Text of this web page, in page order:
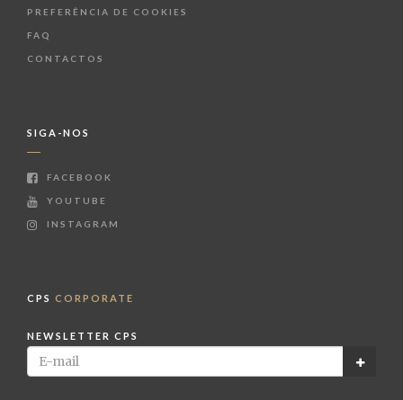
PREFERÊNCIA DE COOKIES
FAQ
CONTACTOS
SIGA-NOS
FACEBOOK
YOUTUBE
INSTAGRAM
CPS CORPORATE
NEWSLETTER CPS